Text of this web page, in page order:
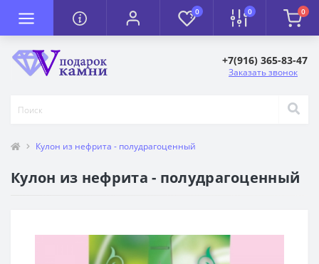
0 0 0
+7(916) 365-83-47
Заказать звонок
Кулон из нефрита - полудрагоценный
Кулон из нефрита - полудрагоценный